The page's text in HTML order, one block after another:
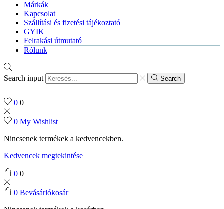
Márkák
Kapcsolat
Szállítási és fizetési tájékoztató
GYIK
Felrakási útmutató
Rólunk
Search input Search
0 0
0 My Wishlist
Nincsenek termékek a kedvencekben.
Kedvencek megtekintése
0 0
0 Bevásárlókosár